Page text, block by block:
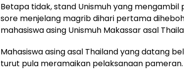
Betapa tidak, stand Unismuh yang
sore menjelang magrib dihari pertama
mahasiswa asing Unismuh Makassar asal
Mahasiswa asing asal Thailand yang datang
turut pula meramaikan pelaksanaan pameran.